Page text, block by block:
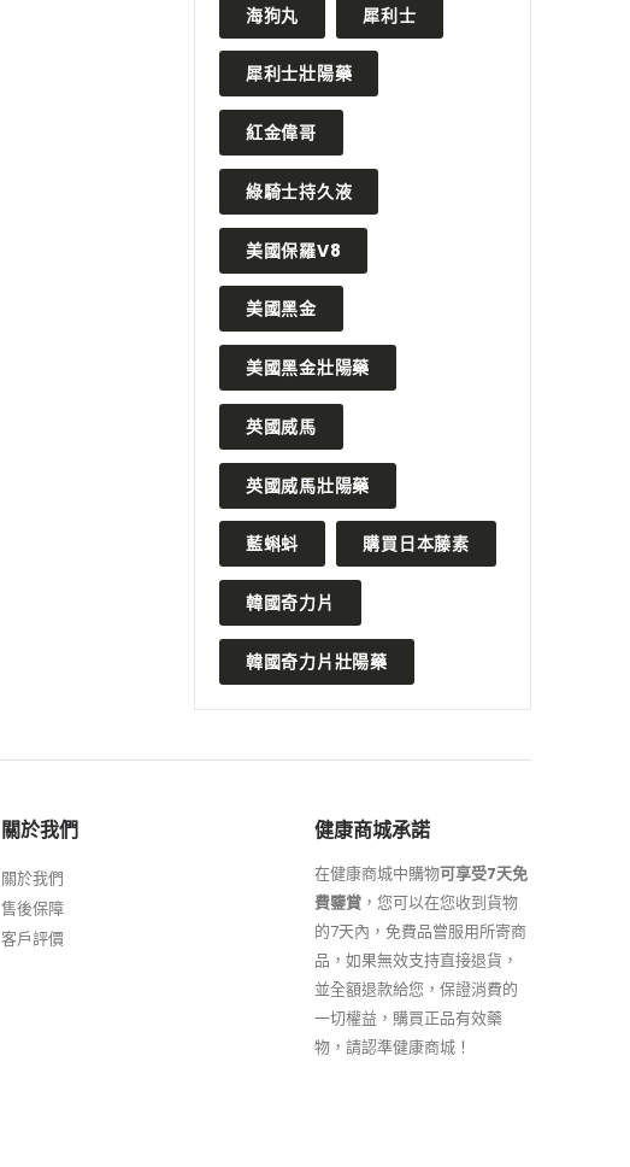
海狗丸 犀利士
犀利士壯陽藥
紅金偉哥
綠騎士持久液
美國保羅V8
美國黑金
美國黑金壯陽藥
英國威馬
英國威馬壯陽藥
藍蝌蚪 購買日本藤素
韓國奇力片
韓國奇力片壯陽藥
關於我們
關於我們
售後保障
客戶評價
健康商城承諾
在健康商城中購物可享受7天免
費鑒賞 ，您可以在您收到貨物
的7天內，免費品嘗服用所寄商
品，如果無效支持直接退貨，
並全額退款給您，保證消費的
一切權益，購買正品有效藥
物，請認準健康商城！